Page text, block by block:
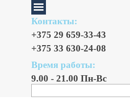
Контакты:
+375 29 659-33-43
+375 33 630-24-08
Время работы:
9.00 - 21.00 Пн-Вс